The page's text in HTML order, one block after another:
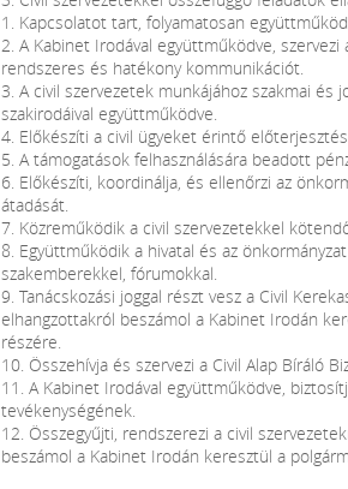
1. Kapcsolatot tart, folyamatosan
2. A Kabinet Irodával együttműködve,
rendszeres és hatékony kommunikációt.
3. A civil szervezetek munkájához szakmai
szakirodáival együttműködve.
4. Előkészíti a civil ügyeket érintő
5. A támogatások felhasználására beadott
6. Előkészíti, koordinálja, és ellenőrzi az
átadását.
7. Közreműködik a civil szervezetekkel
8. Együttműködik a hivatal és az
szakemberekkel, fórumokkal.
9. Tanácskozási joggal részt vesz a Civil
elhangzottakról beszámol a Kabinet Irodán
részére.
10. Összehívja és szervezi a Civil Alap Bíráló
11. A Kabinet Irodával együttműködve,
tevékenységének.
12. Összegyűjti, rendszerezi a civil
beszámol a Kabinet Irodán keresztül a